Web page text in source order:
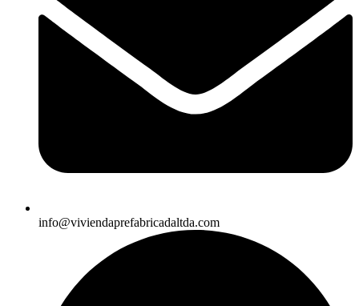
info@viviendaprefabricadaltda.com